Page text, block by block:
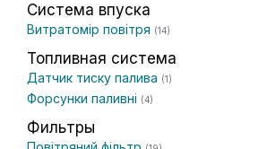
Система впуска
Витратомір повітря (14)
Топливная система
Датчик тиску палива (1)
Форсунки паливні (4)
Фильтры